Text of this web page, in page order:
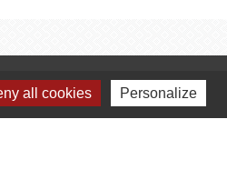
all cookies Personalize